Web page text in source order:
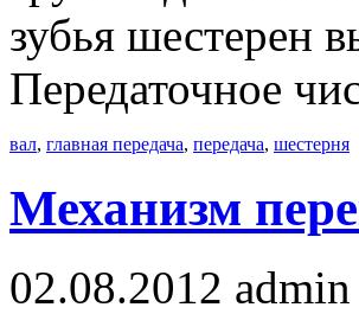
зубья шестерен
Передаточное
вал, главная передача, передача, шестерня
Механизм
02.08.2012 admin